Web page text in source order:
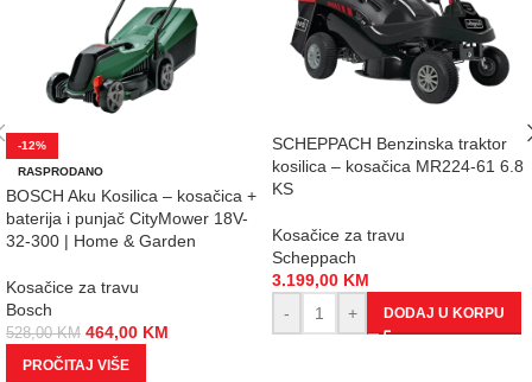
-12%
RASPRODANO
BOSCH Aku Kosilica – kosačica +
baterija i punjač CityMower 18V-
32-300 | Home & Garden
Kosačice za travu
Bosch
528,00KM 464,00 KM
PROČITAJ VIŠE
SCHEPPACH Benzinska traktor
kosilica – kosačica MR224-61 6.8
KS
Kosačice za travu
Scheppach
3.199,00 KM
-
+ DODAJ U KORPU